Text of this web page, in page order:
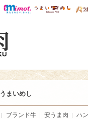
ウレぴあ総研 ディズニー
mimot. う
うまいめし
ブランド牛 安うま肉 ハ